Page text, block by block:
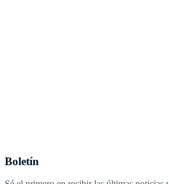
Boletín